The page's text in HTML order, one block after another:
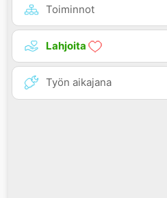
Toiminnot
Lahjoita
Työn aikajana